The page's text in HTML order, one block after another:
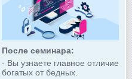
После семинара:
- Вы узнаете главное отличие
богатых от бедных.